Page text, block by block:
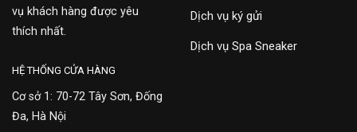
vụ khách hàng được yêu
thích nhất.
Dịch vụ ký gửi
Dịch vụ Spa Sneaker
HỆ THỐNG CỬA HÀNG
Cơ sở 1: 70-72 Tây Sơn, Đống
Đa, Hà Nội